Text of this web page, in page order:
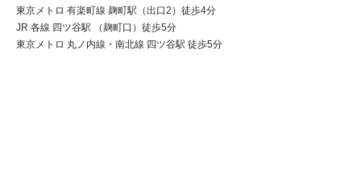
東京メトロ 有楽町線 麹町駅（出口2）徒歩4分
JR 各線 四ツ谷駅 （麹町口）徒歩5分
東京メトロ 丸ノ内線・南北線 四ツ谷駅 徒歩5分